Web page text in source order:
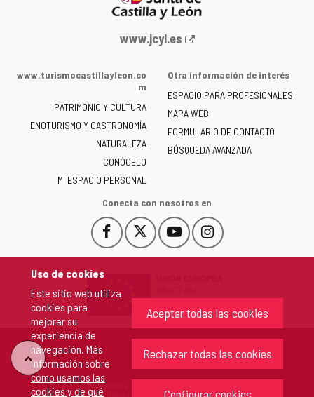
Uso de cookies
Este sitio web utiliza
cookies para
mejorar su
experiencia de
navegación. Más
información sobre
cómo usamos las
cookies y de qué
Aceptar todas las cookies
Rechazar todas las cookies
Portal
la
de
Castilla
y
León
-
www.jcyl.es
www.turismocastillayleon.co
m
PATRIMONIO Y CULTURA
ENOTURISMO Y GASTRONOMÍA
NATURALEZA
CONÓCELO
MI ESPACIO PERSONAL
Otra información de interés
ESPACIO PARA PROFESIONALES
MAPA WEB
FORMULARIO DE CONTACTO
BÚSQUEDA AVANZADA
Conecta con nosotros en
Facebook
Este
enlace
en
nueva.
Este
enlace
una
ventana
nueva.
YouTube
Este
enlace
una
ventana
nueva.
Instagram
Este
enlace
una
ventana
nueva.
"Volver
arriba"
Copyright 2026 - Junta de Castilla y León
Todos los derechos reservados.